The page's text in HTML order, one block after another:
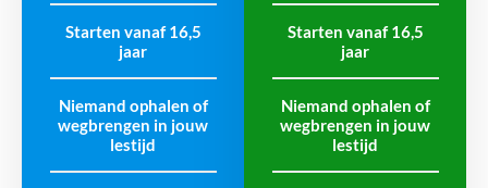
Starten vanaf 16,5
jaar
Niemand ophalen of
wegbrengen in jouw
lestijd
Starten vanaf 16,5
jaar
Niemand ophalen of
wegbrengen in jouw
lestijd